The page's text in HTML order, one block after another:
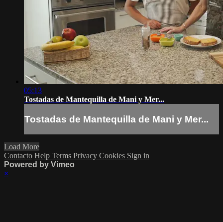
05:13
Tostadas de Mantequilla de Mani y Mer...
Tostadas de Mantequilla de Mani y Mer...
Load More
Contacto Help Terms Privacy Cookies Sign in
Powered by Vimeo
×